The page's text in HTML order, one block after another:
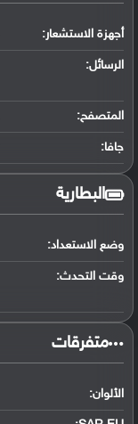
أجهزة الاستشعار:
الرسائل:
المتصفح:
جافا:
البطارية
وضع الاستعداد:
وقت التحدث:
‏متفرقات‏
الألوان: